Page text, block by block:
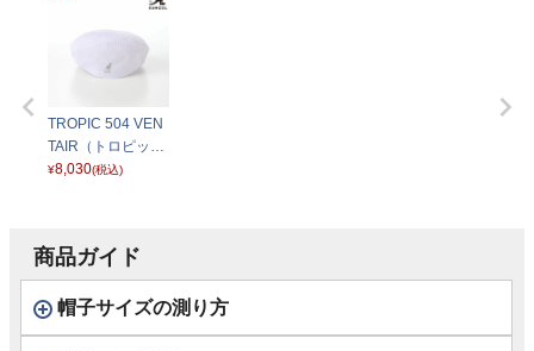
TROPIC 504 VEN
TAIR（トロピック
ベントエアー） ホ
¥8,030(税込)
商品ガイド
帽子サイズの測り方